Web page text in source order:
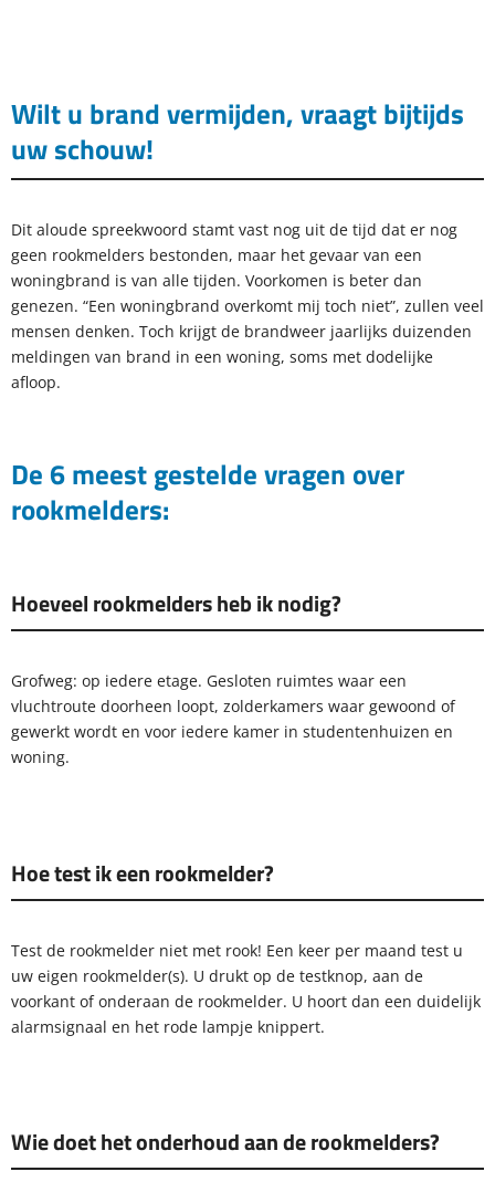
Wilt u brand vermijden, vraagt bijtijds
uw schouw!
Dit aloude spreekwoord stamt vast nog uit de tijd dat er nog
geen rookmelders bestonden, maar het gevaar van een
woningbrand is van alle tijden. Voorkomen is beter dan
genezen. “Een woningbrand overkomt mij toch niet”, zullen veel
mensen denken. Toch krijgt de brandweer jaarlijks duizenden
meldingen van brand in een woning, soms met dodelijke
afloop.
De 6 meest gestelde vragen over
rookmelders:
Hoeveel rookmelders heb ik nodig?
Grofweg: op iedere etage. Gesloten ruimtes waar een
vluchtroute doorheen loopt, zolderkamers waar gewoond of
gewerkt wordt en voor iedere kamer in studentenhuizen en
woning.
Hoe test ik een rookmelder?
Test de rookmelder niet met rook! Een keer per maand test u
uw eigen rookmelder(s). U drukt op de testknop, aan de
voorkant of onderaan de rookmelder. U hoort dan een duidelijk
alarmsignaal en het rode lampje knippert.
Wie doet het onderhoud aan de rookmelders?